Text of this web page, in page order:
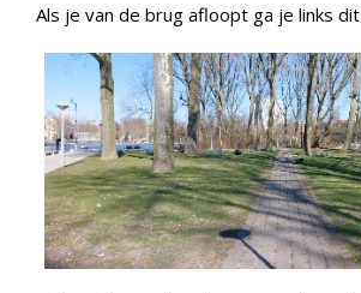
Als je van de brug afloopt ga je links